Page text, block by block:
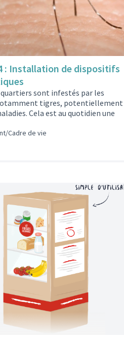
: Installation de dispositifs
sont infestés par les
tigres, potentiellement
Cela est au quotidien une
Cadre de vie